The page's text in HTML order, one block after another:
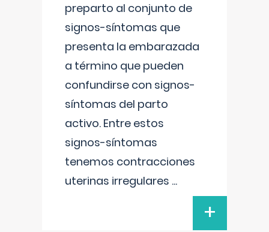
preparto al conjunto de
signos-síntomas que
presenta la embarazada
a término que pueden
confundirse con signos-
síntomas del parto
activo. Entre estos
signos-síntomas
tenemos contracciones
uterinas irregulares ...
+